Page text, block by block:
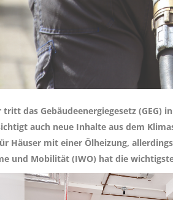
das Gebäudeenergiegesetz (GEG)
auch neue Inhalte aus dem
Häuser mit einer Ölheizung,
und Mobilität (IWO) hat die